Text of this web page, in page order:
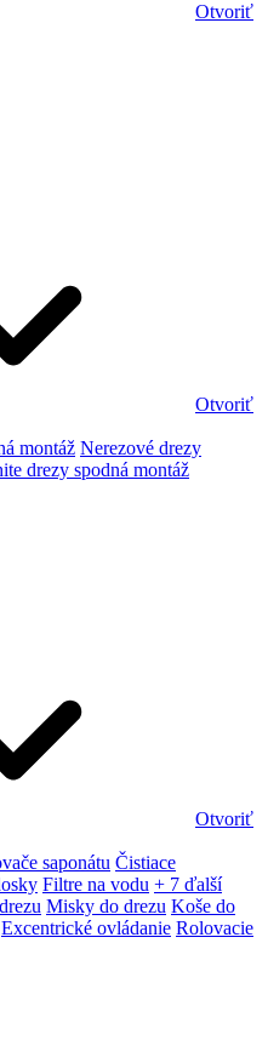
Otvoriť
Otvoriť
montáž Nerezové drezy
drezy spodná montáž
Otvoriť
saponátu Čistiace
Filtre na vodu + 7 ďalší
Misky do drezu Koše do
Excentrické ovládanie Rolovacie